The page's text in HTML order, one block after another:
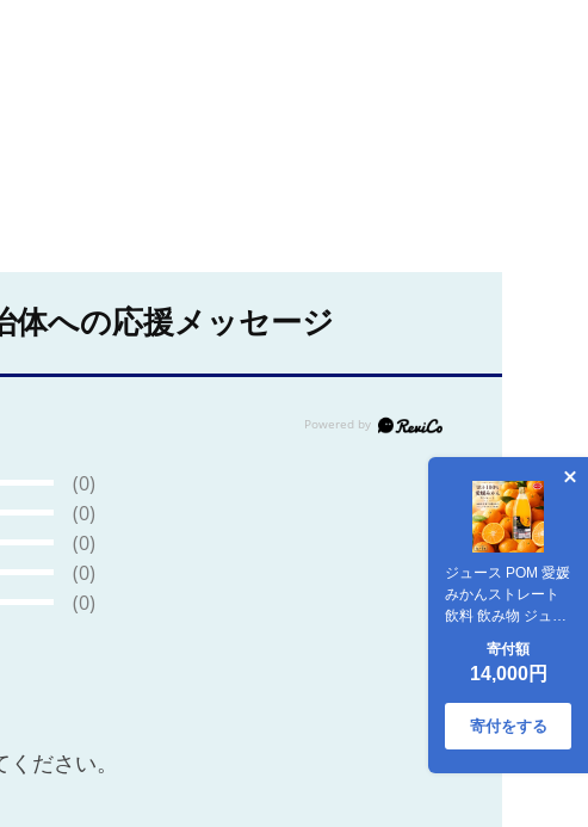
ジュース POM 愛媛
みかんストレート
飲料 飲み物 ジュー
ス 愛媛県 松山市
寄付額
14,000円
寄付をする
体への応援メッセージ
(0)
(0)
(0)
(0)
(0)
ださい。